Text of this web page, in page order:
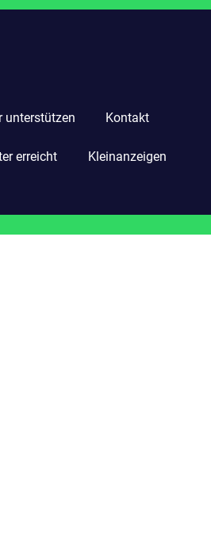
unterstützen Kontakt
erreicht Kleinanzeigen